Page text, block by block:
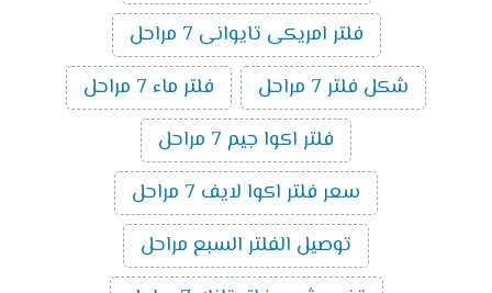
فلتر امريكى تايوانى 7 مراحل
شكل فلتر 7 مراحل
فلتر ماء 7 مراحل
فلتر اكوا جيم 7 مراحل
سعر فلتر اكوا لايف 7 مراحل
توصيل الفلتر السبع مراحل